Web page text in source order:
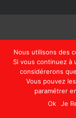
Nous utilisons des
Si vous continuez à
considérerons
Vous pouvez
paramétrer
Ok
Je